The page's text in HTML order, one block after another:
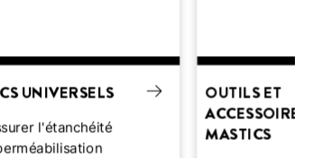
UNIVERSELS
l'étanchéité
OUTILS ET
ACCESSOIRES
MASTICS